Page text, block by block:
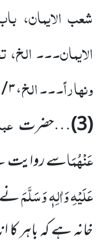
شعب الایمان،
الایمان۔۔۔ الخ،
ونہاراً۔۔۔ الخ،۳ / ۱۶۹
(3) …حضرت
عَنْہُمَاسے روایت
عَلَیْہِ وَاٰلِہٖ وَسَلَّمَنے
خانہ ہے کہ باہر کا